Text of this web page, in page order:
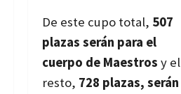
De este cupo total, 507
plazas serán para el
cuerpo de Maestros y el
resto, 728 plazas, serán